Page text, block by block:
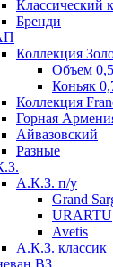
Классический
Бренди
Коллекция
Объем
Коньяк
Коллекция
Горная
Айвазовский
Разные
А.К.З. п/у
Grand
URARTU
Avetis
А.К.З. классик
ВЗ